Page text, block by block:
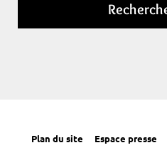
Plan du site Espace presse